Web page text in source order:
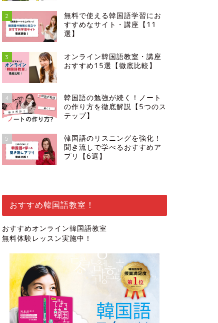
2
無料で使える韓国語学習にお
すすめなサイト・講座【11
選】
3
オンライン韓国語教室・講座
おすすめ15選【徹底比較】
4
韓国語の勉強が続く！ノート
の作り方を徹底解説【5つのス
テップ】
5
韓国語のリスニングを強化！
聞き流しで学べるおすすめア
プリ【6選】
おすすめ韓国語教室！
おすすめオンライン韓国語教室
無料体験レッスン実施中！